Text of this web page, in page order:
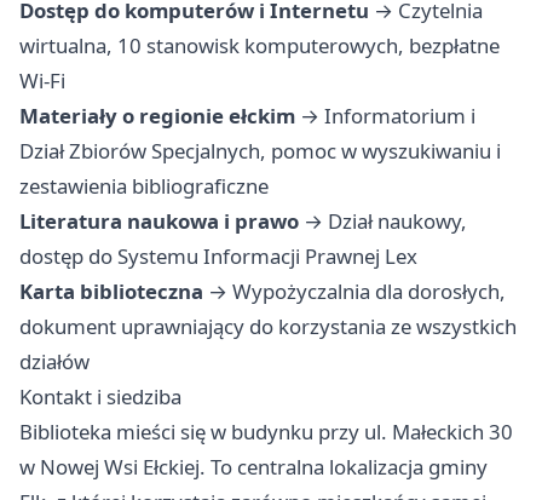
Dostęp do komputerów i Internetu → Czytelnia
wirtualna, 10 stanowisk komputerowych, bezpłatne
Wi-Fi
Materiały o regionie ełckim → Informatorium i
Dział Zbiorów Specjalnych, pomoc w wyszukiwaniu i
zestawienia bibliograficzne
Literatura naukowa i prawo → Dział naukowy,
dostęp do Systemu Informacji Prawnej Lex
Karta biblioteczna → Wypożyczalnia dla dorosłych,
dokument uprawniający do korzystania ze wszystkich
działów
Kontakt i siedziba
Biblioteka mieści się w budynku przy ul. Małeckich 30
w Nowej Wsi Ełckiej. To centralna lokalizacja gminy